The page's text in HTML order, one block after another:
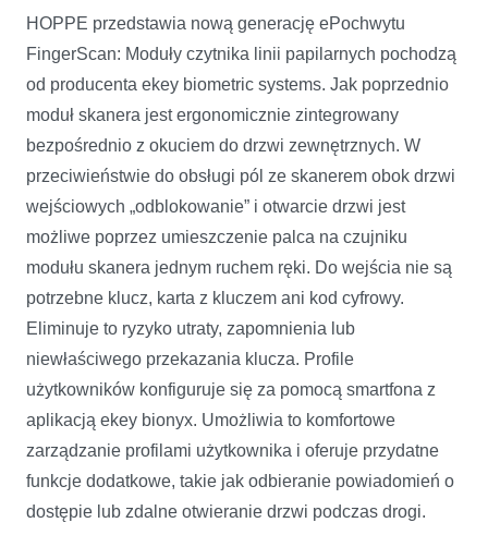
HOPPE przedstawia nową generację ePochwytu
FingerScan: Moduły czytnika linii papilarnych pochodzą
od producenta ekey biometric systems. Jak poprzednio
moduł skanera jest ergonomicznie zintegrowany
bezpośrednio z okuciem do drzwi zewnętrznych. W
przeciwieństwie do obsługi pól ze skanerem obok drzwi
wejściowych „odblokowanie” i otwarcie drzwi jest
możliwe poprzez umieszczenie palca na czujniku
modułu skanera jednym ruchem ręki. Do wejścia nie są
potrzebne klucz, karta z kluczem ani kod cyfrowy.
Eliminuje to ryzyko utraty, zapomnienia lub
niewłaściwego przekazania klucza. Profile
użytkowników konfiguruje się za pomocą smartfona z
aplikacją ekey bionyx. Umożliwia to komfortowe
zarządzanie profilami użytkownika i oferuje przydatne
funkcje dodatkowe, takie jak odbieranie powiadomień o
dostępie lub zdalne otwieranie drzwi podczas drogi.